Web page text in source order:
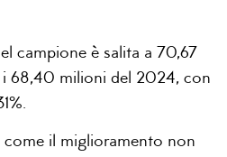
campione è salita a 70,67
68,40 milioni del 2024, con
il miglioramento non